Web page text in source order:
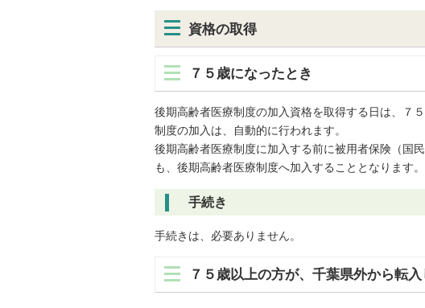
資格の取得
７５歳になったとき
後期高齢者医療制度の加入資格を取得する日は、７
制度の加入は、自動的に行われます。
後期高齢者医療制度に加入する前に被用者保険（国
も、後期高齢者医療制度へ加入することとなります。
手続き
手続きは、必要ありません。
７５歳以上の方が、千葉県外から転